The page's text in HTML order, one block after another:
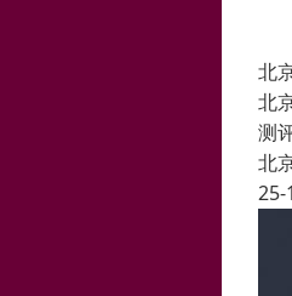
北
北
测
北
25-